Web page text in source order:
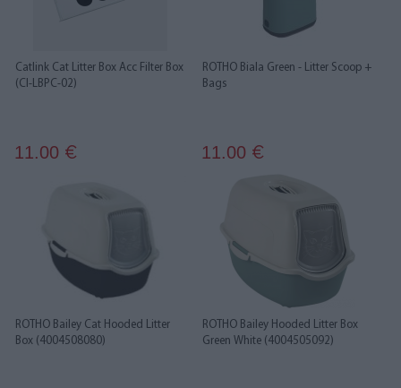
Catlink Cat Litter Box Acc Filter Box
(Cl-LBPC-02)
11.00 €
ROTHO Biala Green - Litter Scoop +
Bags
11.00 €
ROTHO Bailey Cat Hooded Litter
Box (4004508080)
ROTHO Bailey Hooded Litter Box
Green White (4004505092)